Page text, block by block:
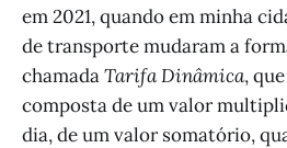
em 2021, quando em minha
de transporte mudaram a
chamadaTarifa Dinâmica,
composta de um valor
dia, de um valor somatório,